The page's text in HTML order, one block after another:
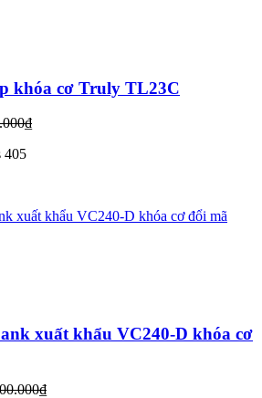
khóa cơ Truly TL23C
405
xuất khẩu VC240-D khóa cơ